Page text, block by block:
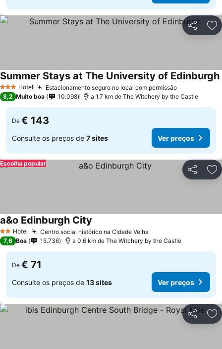
Partilhar
3 EstrelasHotel Estacionamento seguro no local com permissãoVer preços
Summer Stays at The University of Edinburgh
8,2 Muito boa 10.098 a 1.7 km de The Witchery by the Castle
De € 143
Consulte os preços de 7 sites Ver preços
Partilhar
Escolha popular
2 Estrelas
Hotel Centro social histórico na Cidade Velha
a&o Edinburgh City
7,6 Boa 15.736 a 0.6 km de The Witchery by the Castle
De € 71
Consulte os preços de 13 sites Ver preços
Partilhar